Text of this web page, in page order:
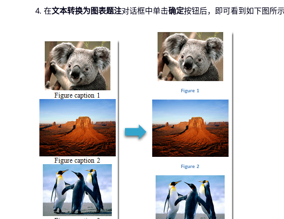
4. 在文本转换为图表题注对话框中单击确定按钮后，即可看到如下图所示